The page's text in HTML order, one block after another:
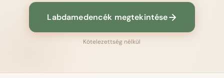
Labdamedencék megtekintése
Kötelezettség nélkül